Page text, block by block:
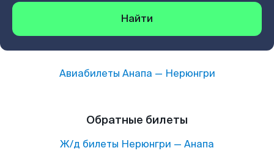
Найти
Авиабилеты Анапа — Нерюнгри
Обратные билеты
Ж/д билеты Нерюнгри — Анапа